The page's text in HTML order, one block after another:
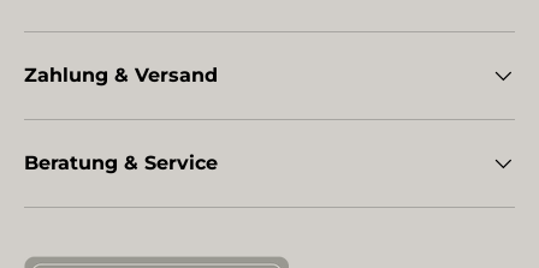
Zahlung & Versand
Beratung & Service